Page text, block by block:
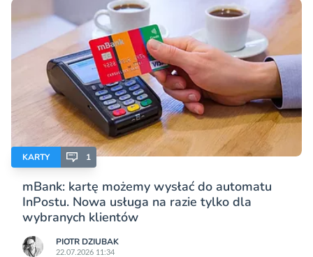
KARTY 1
mBank: kartę możemy wysłać do automatu
InPostu. Nowa usługa na razie tylko dla
wybranych klientów
PIOTR DZIUBAK
22.07.2026 11:34